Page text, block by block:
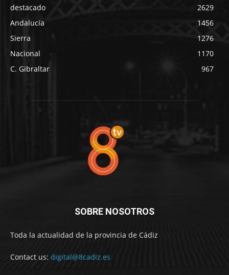
destacado
2629
Andalucía
1456
Sierra
1276
Nacional
1170
C. Gibraltar
967
SOBRE NOSOTROS
Toda la actualidad de la provincia de Cádiz
Contact us: digital@8cadiz.es